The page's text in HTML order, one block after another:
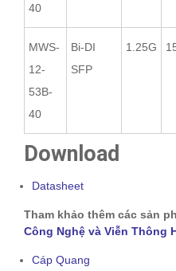
40
MWS-
12-
53B-
40
Bi-DI
SFP
1.25G
Download
Datasheet
Tham khảo thêm các sản
Công Nghệ và Viễn Thông
Cáp Quang